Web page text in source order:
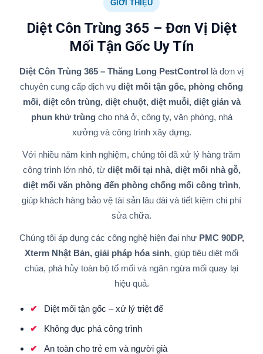
GIỚI THIỆU
Diệt Côn Trùng 365 – Đơn Vị Diệt
Mối Tận Gốc Uy Tín
Diệt Côn Trùng 365 – Thăng Long PestControl là đơn vị
chuyên cung cấp dịch vụ diệt mối tận gốc, phòng chống
mối, diệt côn trùng, diệt chuột, diệt muỗi, diệt gián và
phun khử trùngcho nhà ở, công ty, văn phòng, nhà
xưởng và công trình xây dựng.
Với nhiều năm kinh nghiệm, chúng tôi đã xử lý hàng trăm
công trình lớn nhỏ, từ diệt mối tại nhà, diệt mối nhà gỗ,
diệt mối văn phòng đến phòng chống mối công trình,
giúp khách hàng bảo vệ tài sản lâu dài và tiết kiệm chi phí
sửa chữa.
Chúng tôi áp dụng các công nghệ hiện đại như PMC 90DP,
Xterm Nhật Bản, giải pháp hóa sinh, giúp tiêu diệt mối
chúa, phá hủy toàn bộ tổ mối và ngăn ngừa mối quay lại
hiệu quả.
Diệt mối tận gốc – xử lý triệt để
Không đục phá công trình
An toàn cho trẻ em và người già